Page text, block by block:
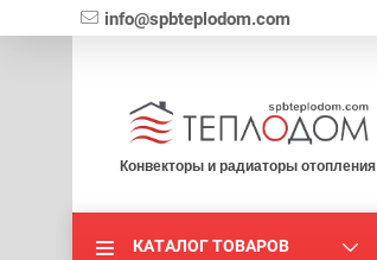
info@spbteplodom.com
Конвекторы и радиаторы отопления
КАТАЛОГ ТОВАРОВ